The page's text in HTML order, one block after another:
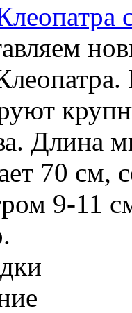
Длина
70 см,
9-11